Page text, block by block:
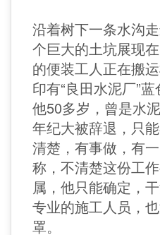
沿着树下一条水沟
个巨大的土坑展现
的便装工人正在搬
印有“良田水泥厂”
他50多岁，曾是水
年纪大被辞退，只
清楚，有事做，有
称，不清楚这份工
属，他只能确定，
专业的施工人员，
罩。